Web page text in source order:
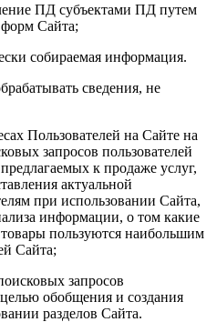
ПД субъектами ПД путем
Сайта;
собираемая информация.
сведения, не
Пользователей на Сайте на
запросов пользователей
к продаже услуг,
актуальной
при использовании Сайта,
информации, о том какие
пользуются наибольшим
Сайта;
запросов
обобщения и создания
разделов Сайта.